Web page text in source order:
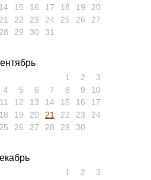
14
15 16 17 18 19
20
21
22 23 24 25 26
27
28
29 30 31
1 2
3
4
5 6 7 8 9
10
11
12 13 14 15 16
17
18
19 20 21 22 23
24
25
26 27 28 29 30
1 2
3